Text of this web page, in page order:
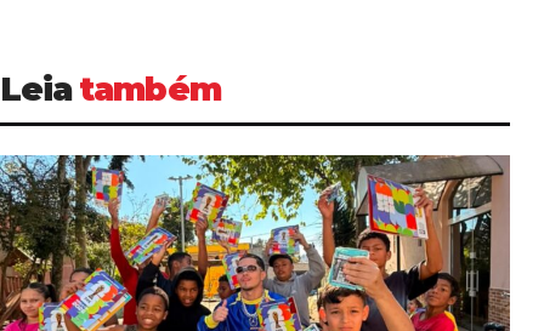
Leiatambém